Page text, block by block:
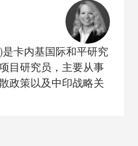
是卡内基国际和平研究
目研究员，主要从事
政策以及中印战略关